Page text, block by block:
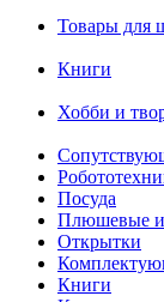
Товары для
Книги
Хобби и
Посуда
Плюшевые
Открытки
Книги